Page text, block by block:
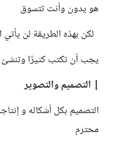
هو يدون وأنت تتسوق
لكن بهذه الطريقة لن يأتي
يجب أن تكتب كثيرًا وتنشئ
| التصميم والتصوير
التصميم بكل أشكاله و
محترم